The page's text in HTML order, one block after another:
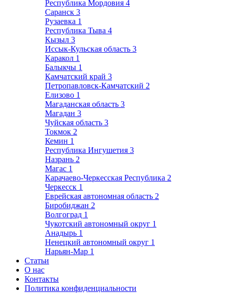
Республика Мордовия 4
Саранск 3
Рузаевка 1
Республика Тыва 4
Кызыл 3
Иссык-Кульская область 3
Каракол 1
Балыкчы 1
Камчатский край 3
Петропавловск-Камчатский 2
Елизово 1
Магаданская область 3
Магадан 3
Чуйская область 3
Токмок 2
Кемин 1
Республика Ингушетия 3
Назрань 2
Магас 1
Карачаево-Черкесская Республика 2
Черкесск 1
Еврейская автономная область 2
Биробиджан 2
Волгоград 1
Чукотский автономный округ 1
Анадырь 1
Ненецкий автономный округ 1
Нарьян-Мар 1
Статьи
О нас
Контакты
Политика конфиденциальности